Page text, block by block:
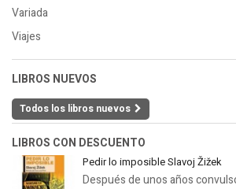
Variada
Viajes
LIBROS NUEVOS
Todos los libros nuevos
LIBROS CON DESCUENTO
Pedir lo imposible Slavoj Žižek
Después de unos años